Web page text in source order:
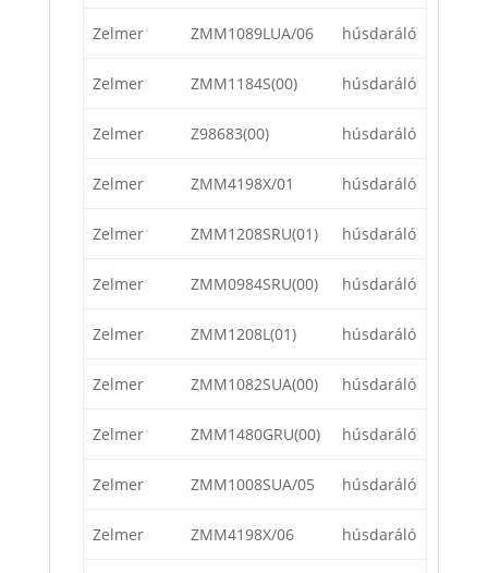
Zelmer ZMM1089LUA/06 húsdaráló
Zelmer ZMM1184S(00) húsdaráló
Zelmer Z98683(00) húsdaráló
Zelmer ZMM4198X/01 húsdaráló
Zelmer ZMM1208SRU(01) húsdaráló
Zelmer ZMM0984SRU(00) húsdaráló
Zelmer ZMM1208L(01) húsdaráló
Zelmer ZMM1082SUA(00) húsdaráló
Zelmer ZMM1480GRU(00) húsdaráló
Zelmer ZMM1008SUA/05 húsdaráló
Zelmer ZMM4198X/06 húsdaráló